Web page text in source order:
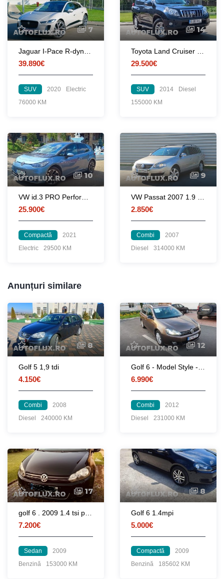
7
39.890€
SUV 2020
Electric
76000 KM
14
29.500€
SUV 2014
Diesel
155000 KM
10
25.900€
Compactă
2021
Electric
29500 KM
9
2.850€
Combi
2007
Diesel
314000 KM
Anunțuri similare
8
Golf 5 1,9 tdi
4.150€
Combi
2008
Diesel
240000 KM
12
Golf 6 - Model Style - 2012 Unic proprietar
6.990€
Combi
2012
Diesel
231000 KM
17
golf 6 . 2009 1.4 tsi proprietar
7.200€
Sedan
2009
Benzină
153000 KM
8
Golf 6 1.4mpi
5.000€
Compactă
2009
Benzină
185602 KM